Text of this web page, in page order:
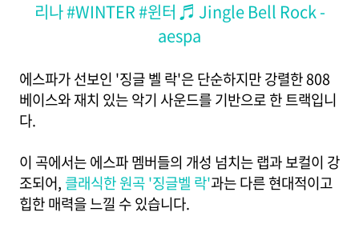
리나#WINTER#윈터 ♬ Jingle Bell Rock -
aespa
에스파가 선보인 '징글 벨 락'은 단순하지만 강렬한 808
베이스와 재치 있는 악기 사운드를 기반으로 한 트랙입니
다.
이 곡에서는 에스파 멤버들의 개성 넘치는 랩과 보컬이 강
조되어, 클래식한 원곡 '징글벨 락'과는 다른 현대적이고
힙한 매력을 느낄 수 있습니다.